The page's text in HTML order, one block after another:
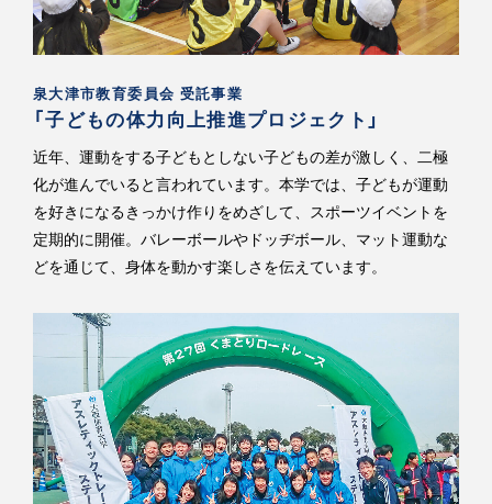
泉大津市教育委員会 受託事業
「子どもの体力向上推進プロジェクト」
近年、運動をする子どもとしない子どもの差が激しく、二極
化が進んでいると言われています。本学では、子どもが運動
を好きになるきっかけ作りをめざして、スポーツイベントを
定期的に開催。バレーボールやドッヂボール、マット運動な
どを通じて、身体を動かす楽しさを伝えています。